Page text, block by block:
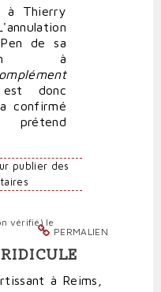
à Thierry
de sa
à
donc
confirmé
prétend
publier des
PERMALIEN
vérifié) le
à Reims,